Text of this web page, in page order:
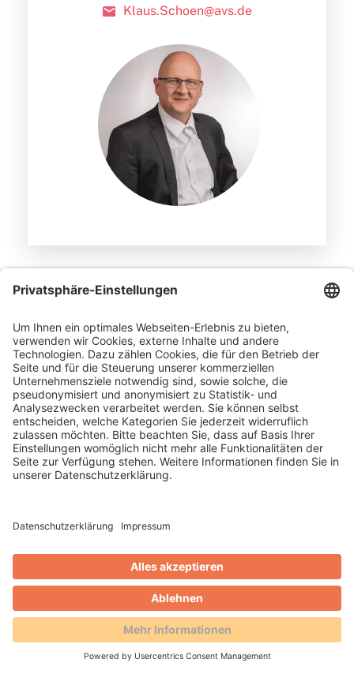
Klaus.Schoen@avs.de
Ihr Ansprechpartner
Sebastian Erb
Teamleiter Consulting Touristik
089 547265-16
Sebastian.Erb@irs-consult.de